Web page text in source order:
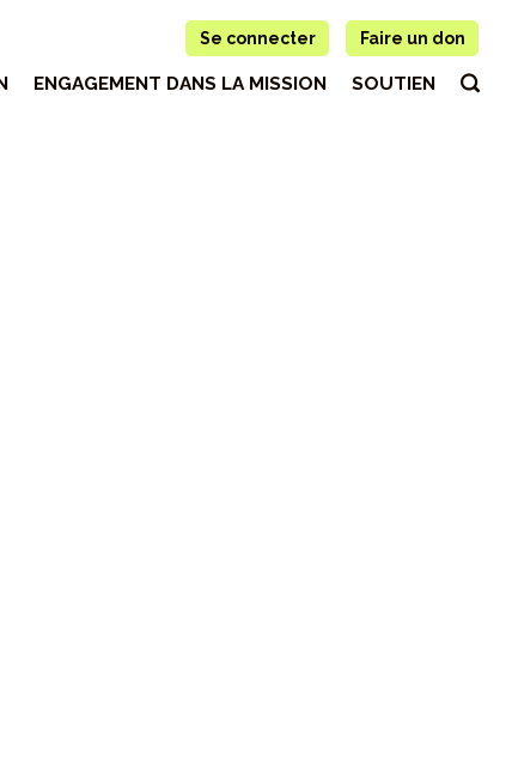
Se connecter Faire un don
ENGAGEMENT DANS LA MISSION SOUTIEN 